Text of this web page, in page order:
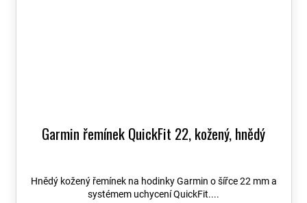
Garmin řemínek QuickFit 22, kožený, hnědý
Hnědý kožený řemínek na hodinky Garmin o šířce 22 mm a
systémem uchycení QuickFit....